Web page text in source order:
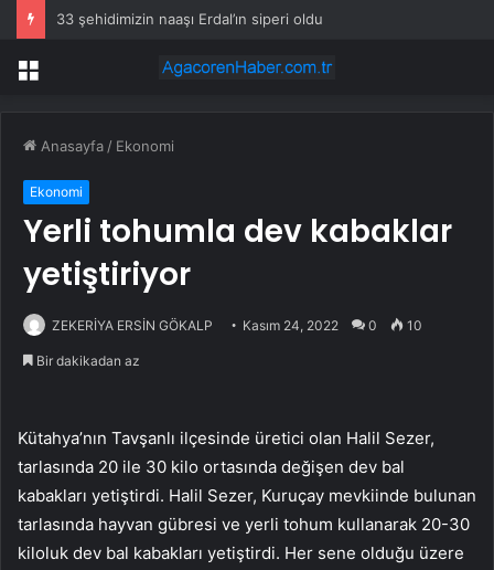
33 şehidimizin naaşı Erdal’ın siperi oldu
Menü
Anasayfa / Ekonomi
Ekonomi
Yerli tohumla dev kabaklar
yetiştiriyor
ZEKERİYA ERSİN GÖKALP Kasım 24, 2022 0 10
Bir dakikadan az
Kütahya’nın Tavşanlı ilçesinde üretici olan Halil Sezer,
tarlasında 20 ile 30 kilo ortasında değişen dev bal
kabakları yetiştirdi. Halil Sezer, Kuruçay mevkiinde bulunan
tarlasında hayvan gübresi ve yerli tohum kullanarak 20-30
kiloluk dev bal kabakları yetiştirdi. Her sene olduğu üzere